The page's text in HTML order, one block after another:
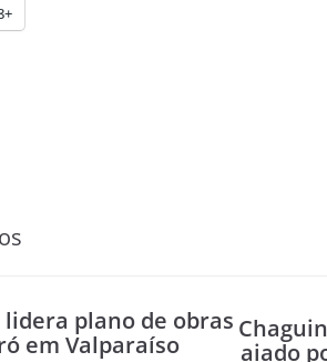
plano de obras
em Valparaíso
aiado